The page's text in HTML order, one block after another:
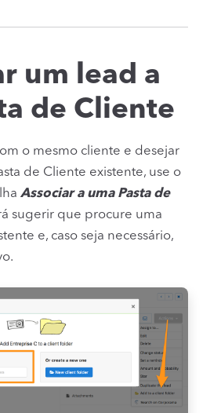
um lead a
de Cliente
o mesmo cliente e desejar
de Cliente existente, use o
Associar a uma Pasta de
sugerir que procure uma
e, caso seja necessário,